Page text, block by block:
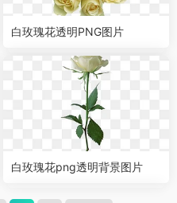
白玫瑰花透明PNG图片
白玫瑰花png透明背景图片